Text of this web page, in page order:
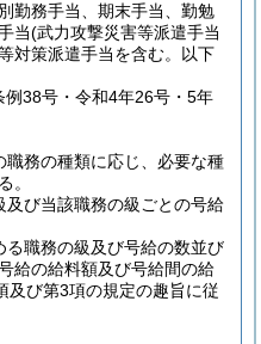
勤務手当、期末手当、勤勉
当(武力攻撃災害等派遣手当
対策派遣手当を含む。以下
38号・令和4年26号・5年
務の種類に応じ、必要な種
。
び当該職務の級ごとの号給
職務の級及び号給の数並び
給の給料額及び号給間の給
及び第3項の規定の趣旨に従